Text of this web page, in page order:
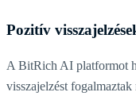
Pozitív
A BitRich AI platformot
visszajelzést fogalmaztak